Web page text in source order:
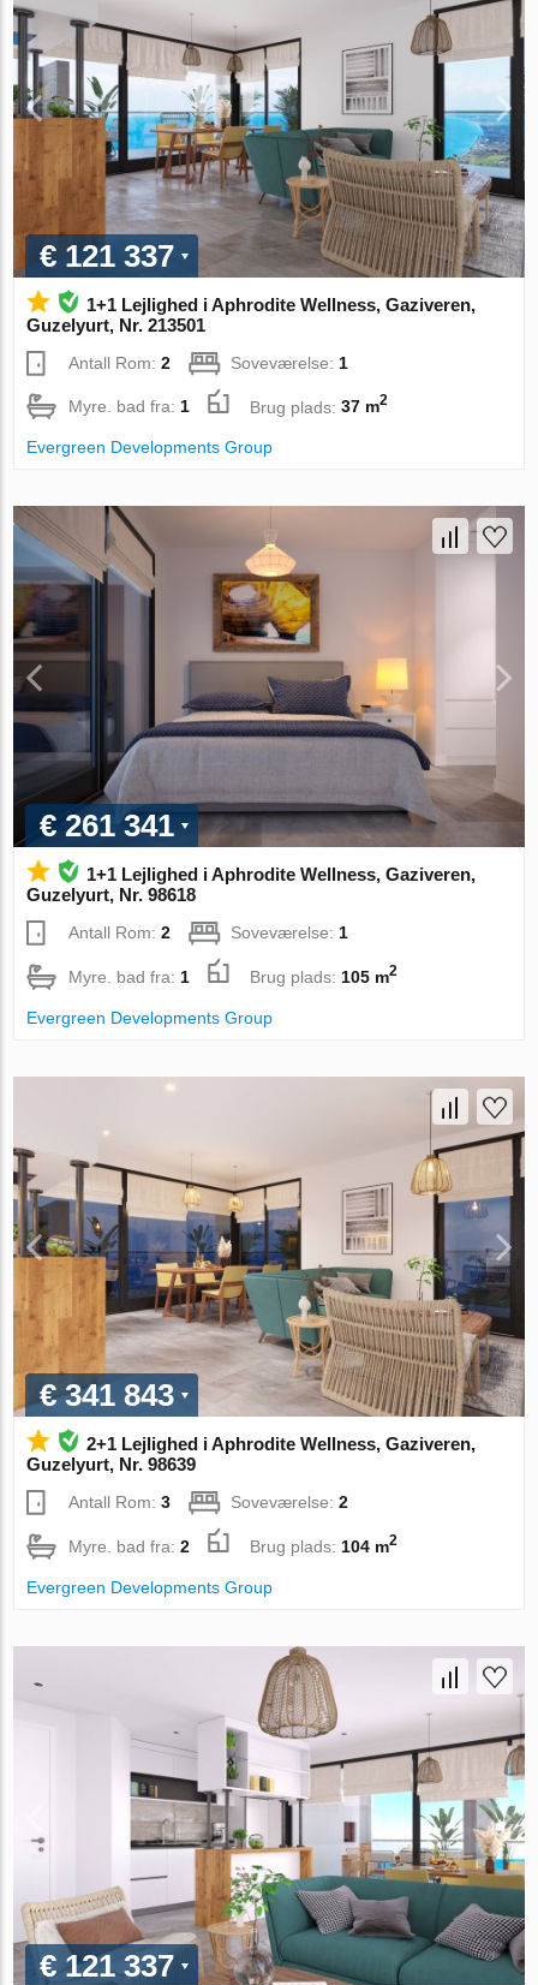
€ 121 337
1+1 Lejlighed i Aphrodite Wellness, Gaziveren,
Guzelyurt, Nr. 213501
Antall Rom:2 Soveværelse: 1
Myre. bad fra: 1 Brug plads:37 m2
Evergreen Developments Group
€ 261 341
1+1 Lejlighed i Aphrodite Wellness, Gaziveren,
Guzelyurt, Nr. 98618
Antall Rom:2 Soveværelse: 1
Myre. bad fra: 1 Brug plads: 105 m2
Evergreen Developments Group
€ 341 843
2+1 Lejlighed i Aphrodite Wellness, Gaziveren,
Guzelyurt, Nr. 98639
Antall Rom:3 Soveværelse:2
Myre. bad fra:2 Brug plads: 104 m2
Evergreen Developments Group
€ 121 337